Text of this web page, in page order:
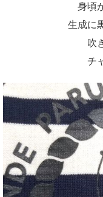
身頃
生成に
吹
チ